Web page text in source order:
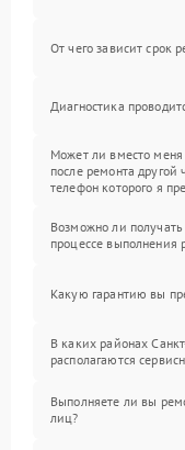
От чего зависит срок
Диагностика
Может ли вместо меня
после ремонта другой
телефон которого я
Возможно ли
процессе выполнения
Какую гарантию вы
В каких районах
располагаются
Выполняете ли вы
лиц?